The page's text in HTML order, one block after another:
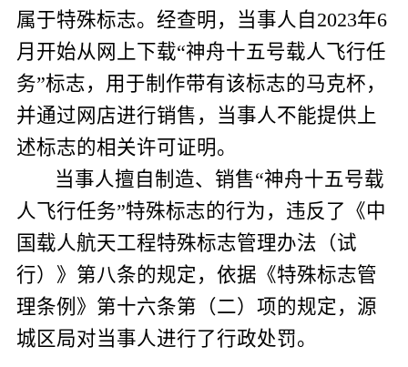
属于特殊标志。经查明，当事人自2023年6
月开始从网上下载“神舟十五号载人飞行任
务”标志，用于制作带有该标志的马克杯，
并通过网店进行销售，当事人不能提供上
述标志的相关许可证明。
当事人擅自制造、销售“神舟十五号载
人飞行任务”特殊标志的行为，违反了《中
国载人航天工程特殊标志管理办法（试
行）》第八条的规定，依据《特殊标志管
理条例》第十六条第（二）项的规定，源
城区局对当事人进行了行政处罚。